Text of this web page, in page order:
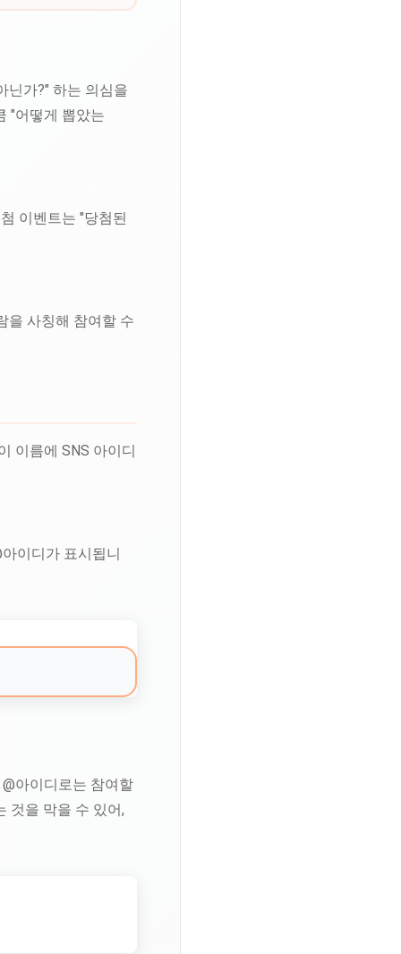
닌가?" 하는 의심을
"어떻게 뽑았는
이벤트는 "당첨된
을 사칭해 참여할 수
이름에 SNS 아이디
이디가 표시됩니
아이디로는 참여할
것을 막을 수 있어,